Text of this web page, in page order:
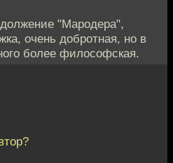
"Мародера",
очень добротная, но в
более философская.